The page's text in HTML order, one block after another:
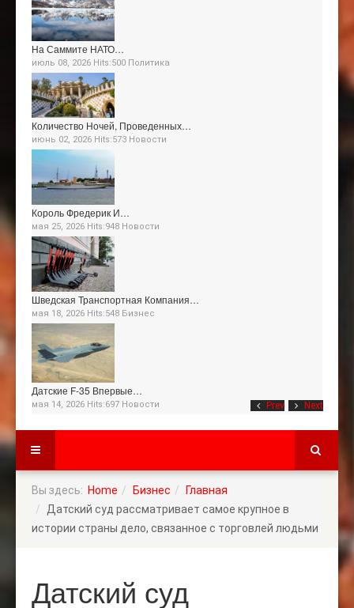
Prev Next
На Саммите НАТО…
июль 08, 2026 Hits:500 Политика
Количество Ночей, Проведенных…
июнь 02, 2026 Hits:573 Новости
Король Фредерик И…
мая 25, 2026 Hits:948 Новости
Шведская Транспортная Компания…
мая 18, 2026 Hits:548 Бизнес
Датские F-35 Впервые…
мая 14, 2026 Hits:697 Новости
Вы здесь: Home Бизнес
Главная
Датский суд рассматривает самое крупное в
истории страны дело, связанное с торговлей людьми
Датский суд